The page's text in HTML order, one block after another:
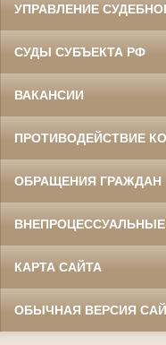
УПРАВЛЕНИЕ
СУДЫ СУБЪЕКТА РФ
ВАКАНСИИ
ПРОТИВОДЕЙСТВИЕ
ОБРАЩЕНИЯ ГРАЖДАН
КАРТА САЙТА
ОБЫЧНАЯ ВЕРСИЯ